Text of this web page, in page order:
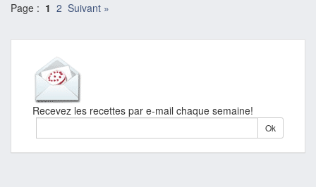
Page : 1 2 Suivant »
Recevez les recettes par e-mail chaque semaine!